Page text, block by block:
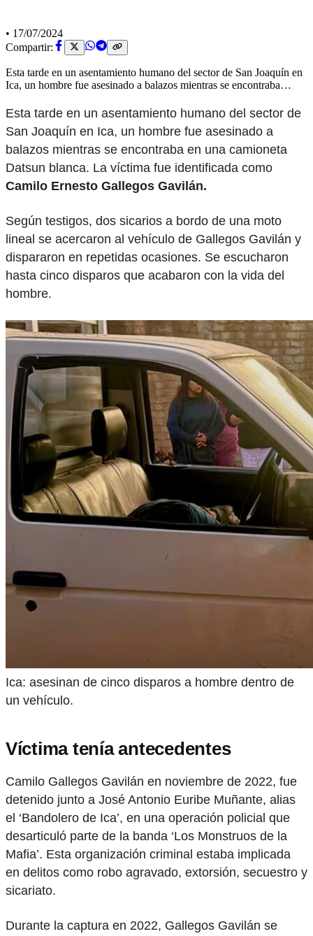
• 17/07/2024
Compartir:
Esta tarde en un asentamiento humano del sector de San Joaquín en
Ica, un hombre fue asesinado a balazos mientras se encontraba…
Esta tarde en un asentamiento humano del sector de
San Joaquín en Ica, un hombre fue asesinado a
balazos mientras se encontraba en una camioneta
Datsun blanca. La víctima fue identificada como
Camilo Ernesto Gallegos Gavilán.
Según testigos, dos sicarios a bordo de una moto
lineal se acercaron al vehículo de Gallegos Gavilán y
dispararon en repetidas ocasiones. Se escucharon
hasta cinco disparos que acabaron con la vida del
hombre.
Ica: asesinan de cinco disparos a hombre dentro de
un vehículo.
Víctima tenía antecedentes
Camilo Gallegos Gavilán en noviembre de 2022, fue
detenido junto a José Antonio Euribe Muñante, alias
el ‘Bandolero de Ica’, en una operación policial que
desarticuló parte de la banda ‘Los Monstruos de la
Mafia’. Esta organización criminal estaba implicada
en delitos como robo agravado, extorsión, secuestro y
sicariato.
Durante la captura en 2022, Gallegos Gavilán se